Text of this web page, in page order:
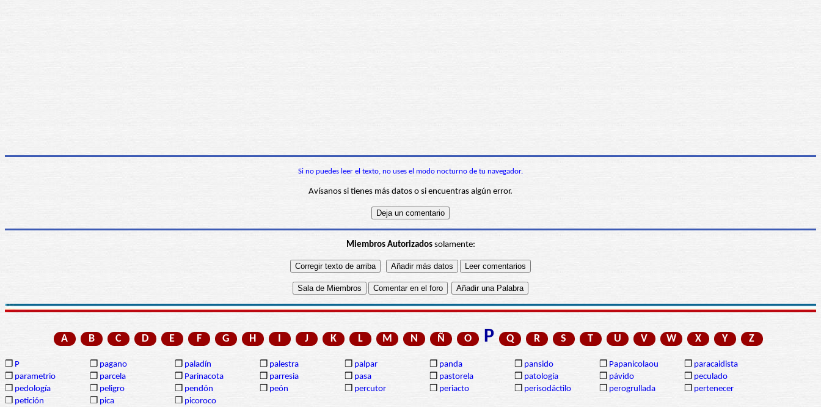
Si no puedes leer el texto, no uses el modo nocturno de tu navegador.
Avísanos si tienes más datos o si encuentras algún error.
Miembros Autorizadossolamente:
A B C D E F G H I J K L M N Ñ O P Q R S T U V W X Y Z
❒ P ❒ pagano ❒ paladín ❒ palestra ❒ palpar ❒ panda ❒ pansido ❒ Papanicolaou ❒ paracaidista
❒ parametrio ❒ parcela ❒ Parinacota ❒ parresia ❒ pasa ❒ pastorela ❒ patología ❒ pávido ❒ peculado
❒ pedología ❒ peligro ❒ pendón ❒ peón ❒ percutor ❒ periacto ❒ perisodáctilo ❒ perogrullada ❒ pertenecer
❒ petición ❒ pica ❒ picoroco